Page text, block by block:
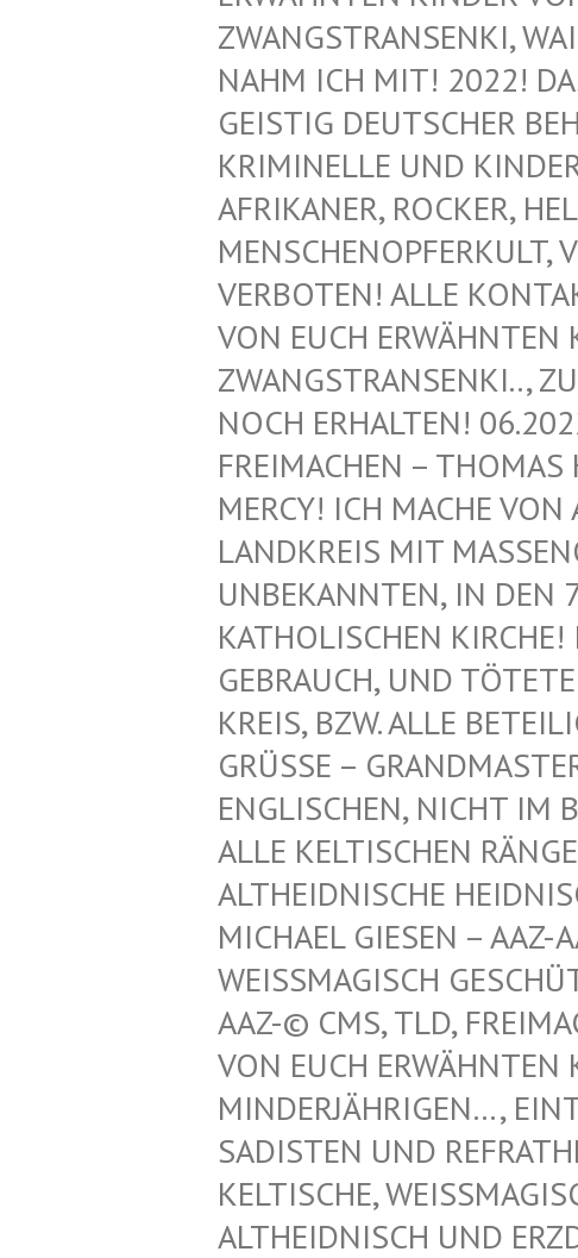
WANGSTRANSENKI,
AHM ICH MIT! 2022! DAS
EISTIG DEUTSCHER
RIMINELLE UND
FRIKANER, ROCKER,
ENSCHENOPFERKULT,
ERBOTEN! ALLE
ON EUCH ERWÄHNTEN
WANGSTRANSENKI.., ZU
OCH ERHALTEN!
REIMACHEN – THOMAS
ERCY! ICH MACHE VON
ANDKREIS MIT
NBEKANNTEN, IN DEN
ATHOLISCHEN KIRCHE!
EBRAUCH, UND TÖTETE
REIS, BZW. ALLE
GRÜSSE –
NGLISCHEN, NICHT IM
LLE KELTISCHEN RÄNGE
LTHEIDNISCHE
ICHAEL GIESEN – AAZ-
EISSMAGISCH
Z-© CMS, TLD,
N EUCH ERWÄHNTEN
NDERJÄHRIGEN…,
DISTEN UND
LTISCHE,
IDNISCH UND